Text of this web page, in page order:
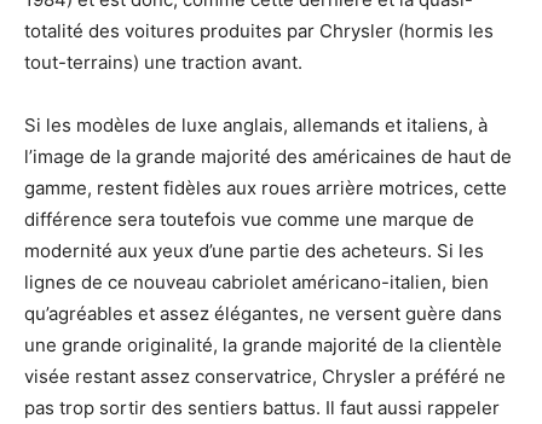
totalité des voitures produites par Chrysler (hormis les
tout-terrains) une traction avant.
Si les modèles de luxe anglais, allemands et italiens, à
l’image de la grande majorité des américaines de haut de
gamme, restent fidèles aux roues arrière motrices, cette
différence sera toutefois vue comme une marque de
modernité aux yeux d’une partie des acheteurs. Si les
lignes de ce nouveau cabriolet américano-italien, bien
qu’agréables et assez élégantes, ne versent guère dans
une grande originalité, la grande majorité de la clientèle
visée restant assez conservatrice, Chrysler a préféré ne
pas trop sortir des sentiers battus. Il faut aussi rappeler